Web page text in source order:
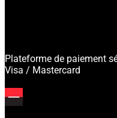
Plateforme de paiement
Visa / Mastercard